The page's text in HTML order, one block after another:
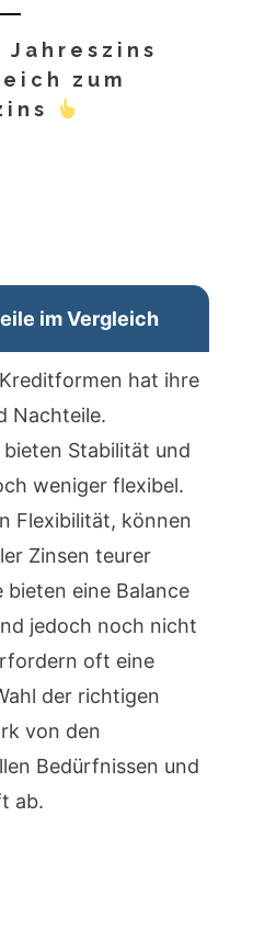
zum
im Vergleich
hat ihre
Nachteile.
Stabilität und
weniger flexibel.
Flexibilität, können
Zinsen teurer
eine Balance
jedoch noch nicht
oft eine
der richtigen
von den
Bedürfnissen und
ab.